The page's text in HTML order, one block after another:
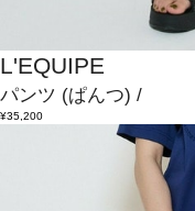
L'EQUIPE
パンツ (ぱんつ) /
¥35,200